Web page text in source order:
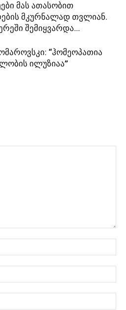
მას ათასობით
მკურნალად თვლიან.
შემიყვარდა...
“ჰომეოპათია
ილუზიაა”